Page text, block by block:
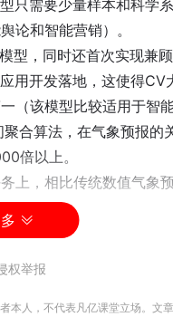
只需要少量样本和科学
论和智能营销）。
型，同时还首次实现兼
用开发落地，这使得CV
（该模型比较适用于智
合算法，在气象预报的
倍以上。
上，相比传统数值气象
权举报
本人，不代表凡亿课堂立场。文